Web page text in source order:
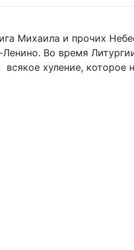
Михаила и прочих
Во время
хуление, которое